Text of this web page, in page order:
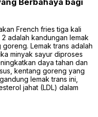
Berbahaya bagi
French fries tiga kali
adalah kandungan lemak
Lemak trans adalah
minyak sayur diproses
daya tahan dan
kentang goreng yang
lemak trans ini,
jahat (LDL) dalam